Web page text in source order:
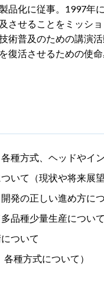
品化に従事。1997年
させることをミッシ
術普及のための講演
復活させるための使
種方式、ヘッドやイ
いて（現状や将来展
発の正しい進め方に
品種少量生産につい
ついて
種方式について）